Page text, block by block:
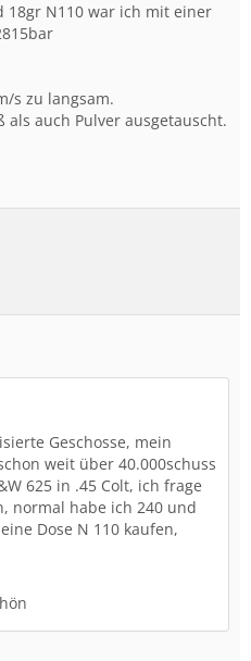
18gr N110 war ich mit einer
s zu langsam.
als auch Pulver ausgetauscht.
Geschosse, mein
weit über 40.000schuss
625 in .45 Colt, ich frage
normal habe ich 240 und
Dose N 110 kaufen,